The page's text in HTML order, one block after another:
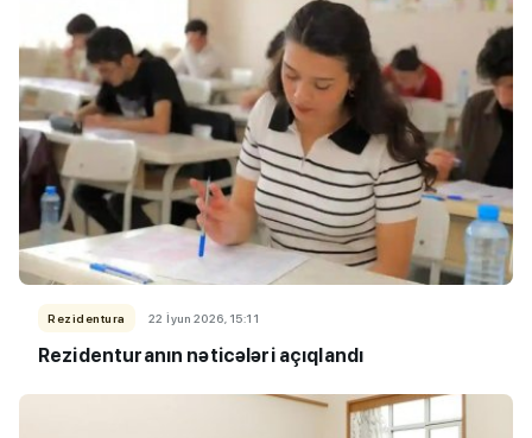
Rezidentura 22 İyun 2026, 15:11
Rezidenturanın nəticələri açıqlandı